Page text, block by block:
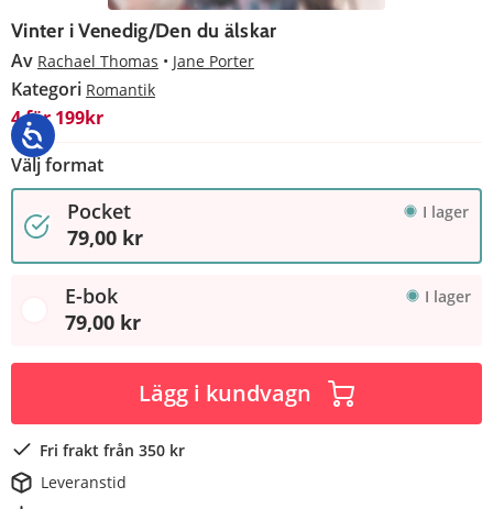
Vinter i Venedig/Den du älskar
Av Rachael Thomas Jane Porter
Kategori Romantik
4 för 199kr
Välj format
Pocket I lager
79,00 kr
E-bok I lager
79,00 kr
Lägg i kundvagn
Fri frakt från 350 kr
Leveranstid